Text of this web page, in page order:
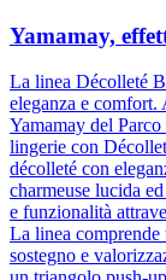
Yamamay,
La linea Décolleté
eleganza e
Yamamay del
lingerie con
décolleté con
charmeuse lucida
e funzionalità
La linea comprende
sostegno e